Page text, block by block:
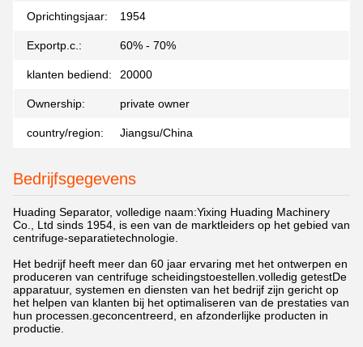
Oprichtingsjaar: 1954
Exportp.c.: 60% - 70%
klanten bediend: 20000
Ownership: private owner
country/region: Jiangsu/China
Bedrijfsgegevens
Huading Separator, volledige naam:Yixing Huading Machinery
Co., Ltd sinds 1954, is een van de marktleiders op het gebied van
centrifuge-separatietechnologie.
Het bedrijf heeft meer dan 60 jaar ervaring met het ontwerpen en
produceren van centrifuge scheidingstoestellen.volledig getestDe
apparatuur, systemen en diensten van het bedrijf zijn gericht op
het helpen van klanten bij het optimaliseren van de prestaties van
hun processen.geconcentreerd, en afzonderlijke producten in
productie.